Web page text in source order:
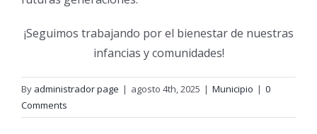
¡Seguimos trabajando por el bienestar de nuestras
infancias y comunidades!
By administrador page | agosto 4th, 2025 | Municipio | 0
Comments